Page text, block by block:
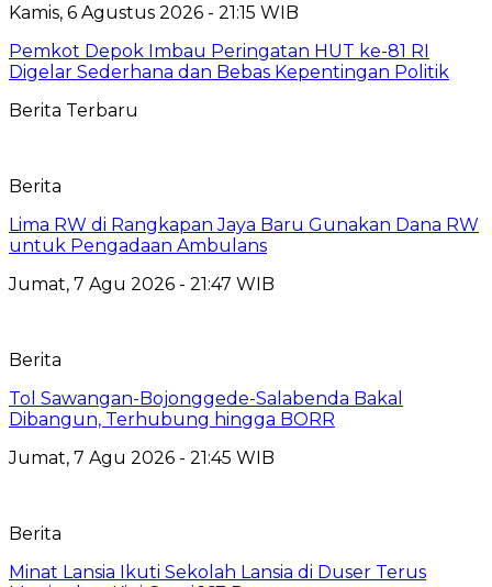
Kamis, 6 Agustus 2026 - 21:15 WIB
Pemkot Depok Imbau Peringatan HUT ke-81 RI
Digelar Sederhana dan Bebas Kepentingan Politik
Berita Terbaru
Berita
Lima RW di Rangkapan Jaya Baru Gunakan Dana RW
untuk Pengadaan Ambulans
Jumat, 7 Agu 2026 - 21:47 WIB
Berita
Tol Sawangan-Bojonggede-Salabenda Bakal
Dibangun, Terhubung hingga BORR
Jumat, 7 Agu 2026 - 21:45 WIB
Berita
Minat Lansia Ikuti Sekolah Lansia di Duser Terus